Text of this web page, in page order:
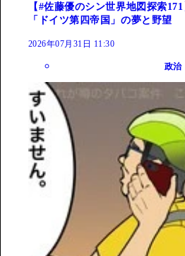
【#佐藤優のシン世界地図探索
「ドイツ第四帝国」の夢と野望
2026年07月31日 11:30
政治